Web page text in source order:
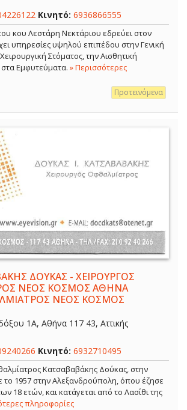
Κινητό: 6936866555
κου Λεστάρη Νεκτάριου εδρεύει στον
υπηρεσίες υψηλού επιπέδου στην Γενική
Στόματος, την Αισθητική
στα Εμφυτεύματα. » Περισσότερες
Προτεινόμενα
ΔΟΥΚΑΣ - ΧΕΙΡΟΥΡΓΟΣ
ΝΕΟΣ ΚΟΣΜΟΣ ΑΘΗΝΑ
ΝΕΟΣ ΚΟΣΜΟΣ
1Α, Αθήνα 117 43, Αττικής
Κινητό: 6932710495
Κατσαβαβάκης Δούκας, στην
το 1957 στην Αλεξανδρούπολη, όπου έζησε
18 ετών, και κατάγεται από το Λασίθι της
πληροφορίες